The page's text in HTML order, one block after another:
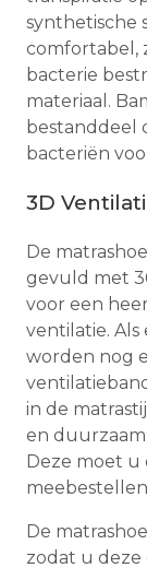
synthetische
comfortabel,
bacterie
materiaal.
bestanddeel
bacteriën
3D
De
gevuld met
voor een
ventilatie.
worden nog
in de
en
Deze moet u
De
zodat u